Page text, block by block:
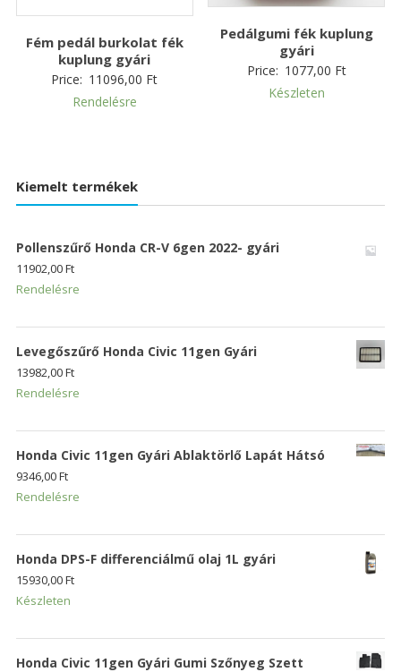
Fém pedál burkolat fék
kuplung gyári
Price: 11096,00 Ft
Rendelésre
Pedálgumi fék kuplung
gyári
Price: 1077,00 Ft
Készleten
Kiemelt termékek
Pollenszűrő Honda CR-V 6gen 2022- gyári
11902,00Ft
Rendelésre
Levegőszűrő Honda Civic 11gen Gyári
13982,00Ft
Rendelésre
Honda Civic 11gen Gyári Ablaktörlő Lapát Hátsó
9346,00Ft
Rendelésre
Honda DPS-F differenciálmű olaj 1L gyári
15930,00Ft
Készleten
Honda Civic 11gen Gyári Gumi Szőnyeg Szett